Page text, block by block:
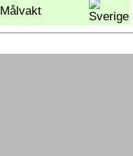
Målvakt